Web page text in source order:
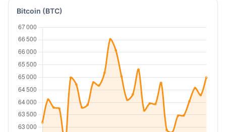
Bitcoin (BTC)